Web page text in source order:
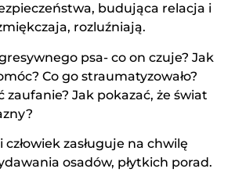
budująca relacja i
rozluźniają.
psa- co on czuje? Jak
Co go straumatyzowało?
zaufanie? Jak pokazać, że świat
człowiek zasługuje na chwilę
osadów, płytkich porad.